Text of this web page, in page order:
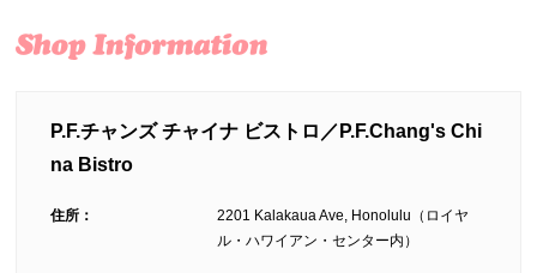
P.F.チャンズ チャイナ ビストロ／P.F.Chang's Chi
na Bistro
住所：
2201 Kalakaua Ave, Honolulu（ロイヤ
ル・ハワイアン・センター内）